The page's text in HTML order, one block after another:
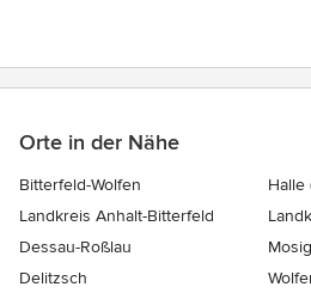
Orte in der Nähe
Bitterfeld-Wolfen
Halle
Landkreis Anhalt-Bitterfeld
Dessau-Roßlau
Delitzsch